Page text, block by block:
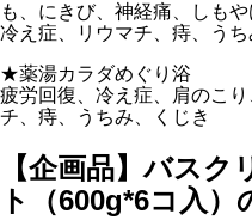
も、にきび、神経痛、しも
冷え症、リウマチ、痔、うち
★薬湯カラダめぐり浴
疲労回復、冷え症、肩のこ
チ、痔、うちみ、くじき
【企画品】バスク
ト（600g*6コ入）